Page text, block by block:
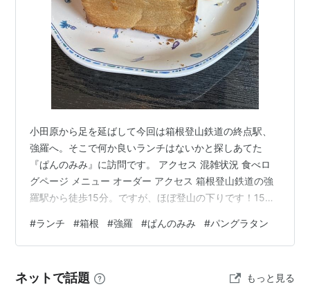
小田原から足を延ばして今回は箱根登山鉄道の終点駅、
強羅へ。そこで何か良いランチはないかと探しあてた
『ぱんのみみ』に訪問です。 アクセス 混雑状況 食べロ
グページ メニュー オーダー アクセス 箱根登山鉄道の強
羅駅から徒歩15分。ですが、ほぼ登山の下りです！15分
感では半分ほどは本当に山の中を下っているように思い
ました。タクシーかバスが最適です。 混雑状況 この日は
入店後10分もすると満席です。土日はかなり待つことも
#ランチ #箱根 #強羅 #ぱんのみみ #パングラタン
ネットで話題 もっと見る